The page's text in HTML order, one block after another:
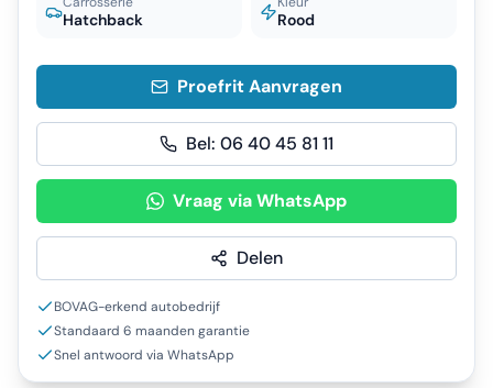
Hatchback Rood
Proefrit Aanvragen
Bel: 06 40 45 81 11
Vraag via WhatsApp
Delen
BOVAG-erkend autobedrijf
Standaard 6 maanden garantie
Snel antwoord via WhatsApp